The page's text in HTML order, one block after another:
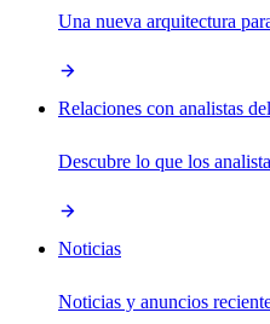
Una nueva arquitectura
Relaciones con analistas
Descubre lo que los
Noticias
Noticias y anuncios